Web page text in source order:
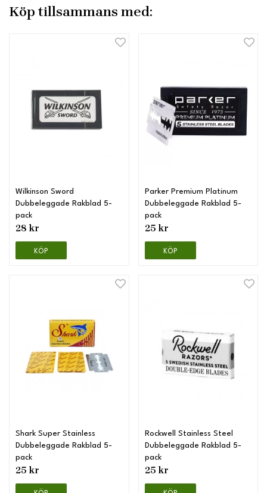
Köp tillsammans med:
Wilkinson Sword
Dubbeleggade Rakblad 5-
pack
28 kr
KÖP
Parker Premium Platinum
Dubbeleggade Rakblad 5-
pack
25 kr
KÖP
Shark Super Stainless
Dubbeleggade Rakblad 5-
pack
25 kr
Rockwell Stainless Steel
Dubbeleggade Rakblad 5-
pack
25 kr